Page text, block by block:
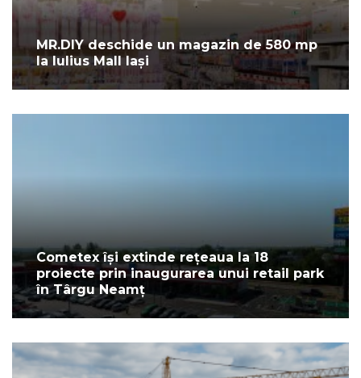
MR.DIY deschide un magazin de 580 mp
la Iulius Mall Iași
Cometex își extinde rețeaua la 18
proiecte prin inaugurarea unui retail park
în Târgu Neamț